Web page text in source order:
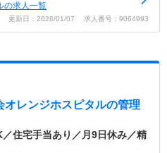
の求人一覧
更新日：2026/01/07 求人番号：9064993
オレンジホスピタルの管理
／住宅手当あり／月9日休み／精